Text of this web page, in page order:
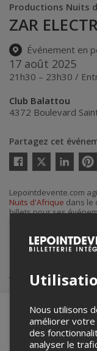
Productions Nuits
ZAR
Événement en
17 août 2025
21h30 – 23h30 /
Club Balattou
4372 Boulevard
Partagez cet
Twitter
Lepointdevente.com
Nuits d'Afrique dans le
billets pour ses
Achat de
Merci de
Nous utilisons
améliorer
des
analyser le